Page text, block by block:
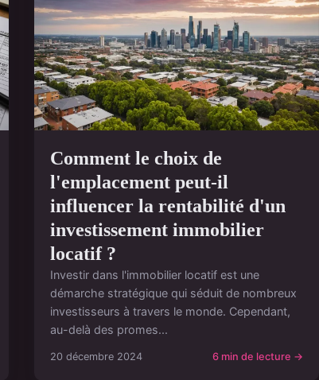
Comment le choix de
l'emplacement peut-il
influencer la rentabilité d'un
investissement immobilier
locatif ?
Investir dans l'immobilier locatif est une
démarche stratégique qui séduit de nombreux
investisseurs à travers le monde. Cependant,
au-delà des promes...
20 décembre 2024 6 min de lecture →